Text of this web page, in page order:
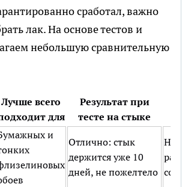
сработал, важно
лак. На основе тестов и
небольшую сравнительную
Лучше всего
для
Результат при
тесте на стыке
и
Отлично: стык
держится уже 10
дней, не пожелтело
Не